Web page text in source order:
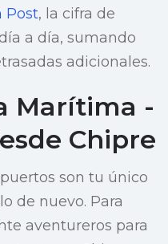
Post, la cifra de
a día, sumando
adicionales.
Marítima -
Chipre
son tu único
de nuevo. Para
aventureros para